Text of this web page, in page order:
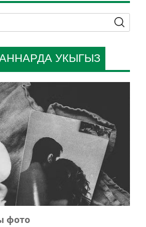
УКЫГЫЗ
фото